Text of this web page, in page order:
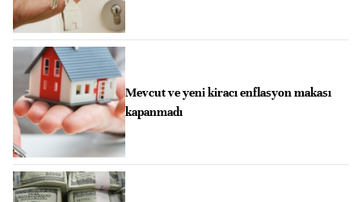
Mevcut ve yeni kiracı enflasyon makası
kapanmadı